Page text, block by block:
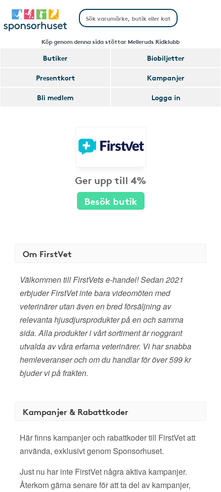
Köp genom denna sida stöttar Melleruds Ridklubb
Butiker
Biobiljetter
Presentkort
Kampanjer
Bli medlem
Logga in
Ger upp till 4%
Besök butik
Om FirstVet
Välkommen till FirstVets e-handel! Sedan 2021
erbjuder FirstVet inte bara videomöten med
veterinärer utan även en bred försäljning av
relevanta hjusdjursprodukter på en och samma
sida. Alla produkter i vårt sortiment är noggrant
utvalda av våra erfarna veterinärer. Vi har snabba
hemleveranser och om du handlar för över 599 kr
bjuder vi på frakten.
Kampanjer & Rabattkoder
Här finns kampanjer och rabattkoder till FirstVet att
använda, exklusivt genom Sponsorhuset.
Just nu har inte FirstVet några aktiva kampanjer.
Återkom gärna senare för att ta del av kampanjer,